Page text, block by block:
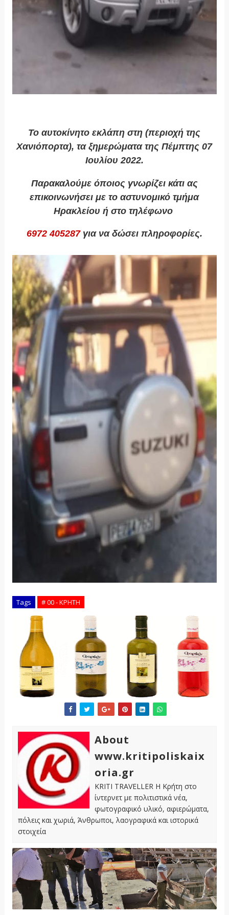
Το αυτοκίνητο εκλάπη στη (περιοχή της
Χανιόπορτα), τα ξημερώματα της Πέμπτης 07
Ιουλίου 2022.
Παρακαλούμε όποιος γνωρίζει κάτι ας
επικοινωνήσει με το αστυνομικό τμήμα
Ηρακλείου ή στο τηλέφωνο
6972 405287 για να δώσει πληροφορίες.
Tags # 00 - ΚΡΗΤΗ
About
www.kritipoliskaix
oria.gr
KRITI TRAVELLER Η Κρήτη στο
ίντερνετ με πολιτιστικά νέα,
φωτογραφικό υλικό, αφιερώματα,
πόλεις και χωριά, Άνθρωποι, λαογραφικά και ιστορικά
στοιχεία